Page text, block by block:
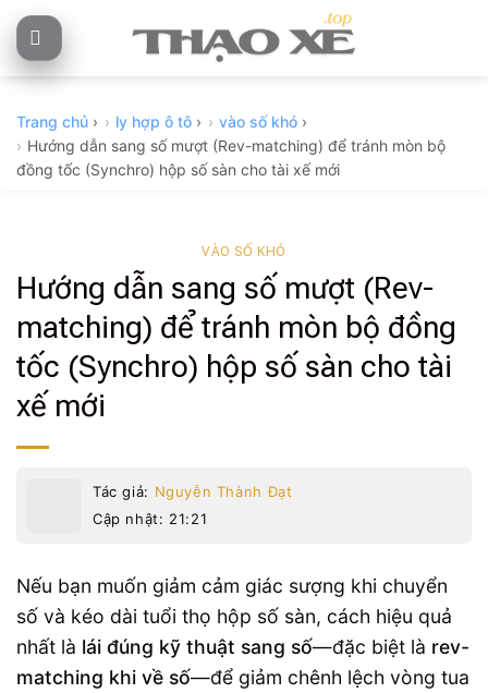
Skip
to
Trang chủ › ly hợp ô tô › vào số khó ›
Hướng dẫn sang số mượt (Rev-matching) để tránh mòn bộ
đồng tốc (Synchro) hộp số sàn cho tài xế mới
VÀO SỐ KHÓ
Hướng dẫn sang số mượt (Rev-
matching) để tránh mòn bộ đồng
tốc (Synchro) hộp số sàn cho tài
xế mới
Tác giả: Nguyễn Thành Đạt
Cập nhật: 21:21
Nếu bạn muốn giảm cảm giác sượng khi chuyển
số và kéo dài tuổi thọ hộp số sàn, cách hiệu quả
nhất là lái đúng kỹ thuật sang số—đặc biệt là rev-
matching khi về số—để giảm chênh lệch vòng tua